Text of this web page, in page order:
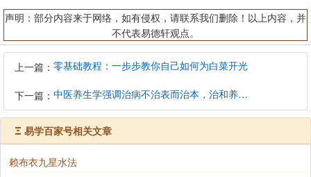
声明：部分内容来于网络，如有侵权，请联系我们删除！以上内容，并
不代表易德轩观点。
上一篇： 零基础教程：一步步教你自己如何为白菜开光
下一篇： 中医养生学强调治病不治表而治本，治和养兼顾是有必要的
Ξ 易学百家号相关文章
赖布衣九星水法